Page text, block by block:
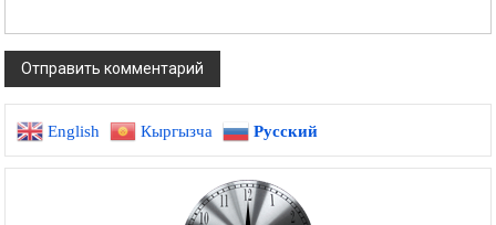
English Кыргызча Русский